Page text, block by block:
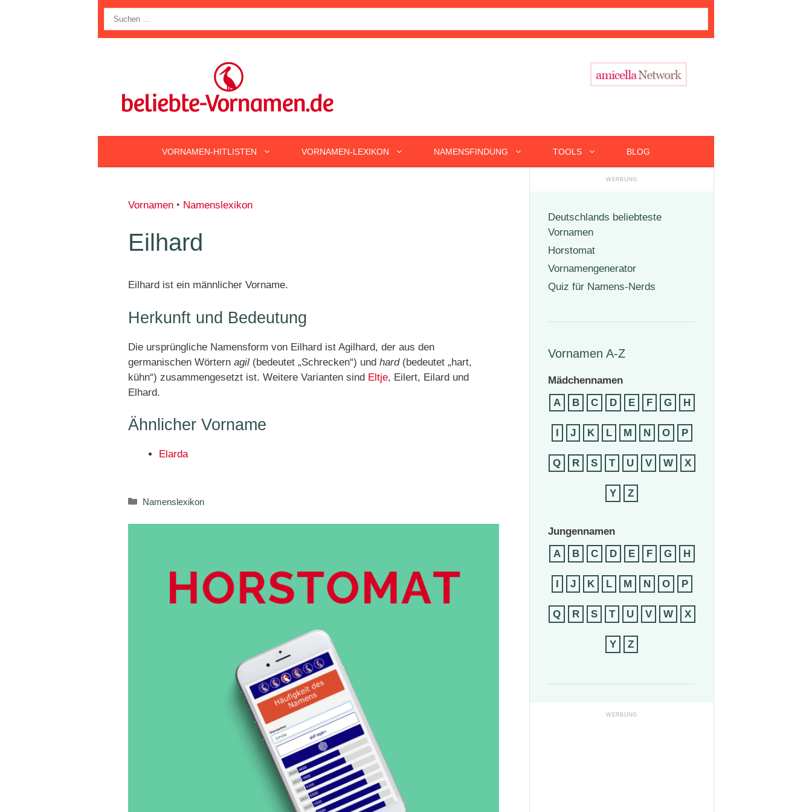
nach:
VORNAMEN-HITLISTEN VORNAMEN-LEXIKON NAMENSFINDUNG TOOLS BLOG
Vornamen ‣ Namenslexikon
Eilhard
Eilhard ist ein männlicher Vorname.
Herkunft und Bedeutung
Die ursprüngliche Namensform von Eilhard ist Agilhard, der aus den
germanischen Wörtern agil (bedeutet „Schrecken“) und hard(bedeutet „hart,
kühn“) zusammengesetzt ist. Weitere Varianten sind Eltje, Eilert, Eilard und
Elhard.
Ähnlicher Vorname
Elarda
Kategorien
Namenslexikon
Deutschlands beliebteste
Vornamen
Horstomat
Vornamengenerator
Quiz für Namens-Nerds
Vornamen A-Z
Mädchennamen
A
B C D E F G H
I J K L M N O P
Q R S T U V W X
Y Z
Jungennamen
A
B C D E F G H
I J K L M N O P
Q R S T U V W X
Y Z